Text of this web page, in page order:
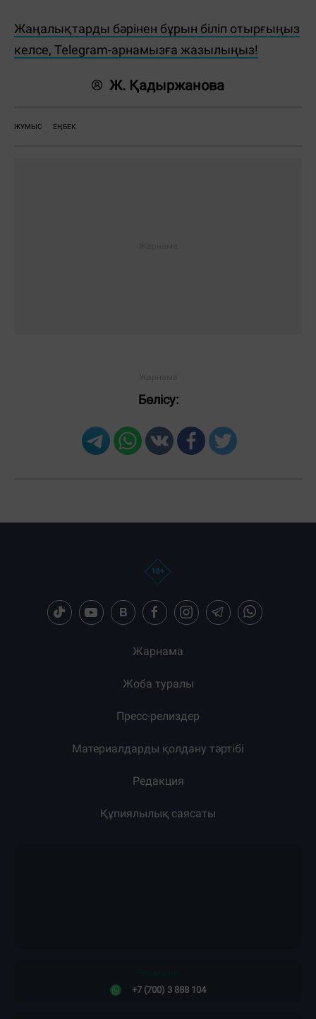
Жаңалықтарды бәрінен бұрын біліп отырғыңыз
келсе, Telegram-арнамызға жазылыңыз!
Ж. Қадыржанова
ЖҰМЫС ЕҢБЕК
Бөлісу:
Редакция: